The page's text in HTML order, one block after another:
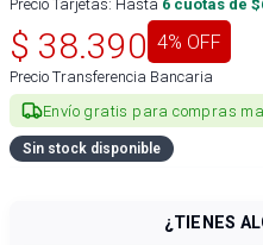
Precio Tarjetas: Hasta 6 cuotas de $
$ 38.390 4% OFF
Precio Transferencia Bancaria
Envío gratis para compras
Sin stock disponible
¿TIENES